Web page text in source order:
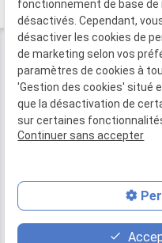
01
28 Boulevard de
fonctionnement de base
désactivés. Cependant,
désactiver les cookies de
de marketing selon vos
paramètres de cookies à
'Gestion des cookies' situé
que la désactivation de
sur certaines
Continuer sans accepter